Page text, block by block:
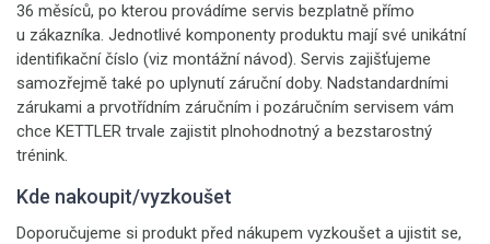
36 měsíců, po kterou provádíme servis bezplatně přímo
u zákazníka. Jednotlivé komponenty produktu mají své unikátní
identifikační číslo (viz montážní návod). Servis zajišťujeme
samozřejmě také po uplynutí záruční doby. Nadstandardními
zárukami a prvotřídním záručním i pozáručním servisem vám
chce KETTLER trvale zajistit plnohodnotný a bezstarostný
trénink.
Kde nakoupit/vyzkoušet
Doporučujeme si produkt před nákupem vyzkoušet a ujistit se,